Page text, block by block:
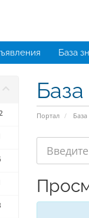
База
Портал